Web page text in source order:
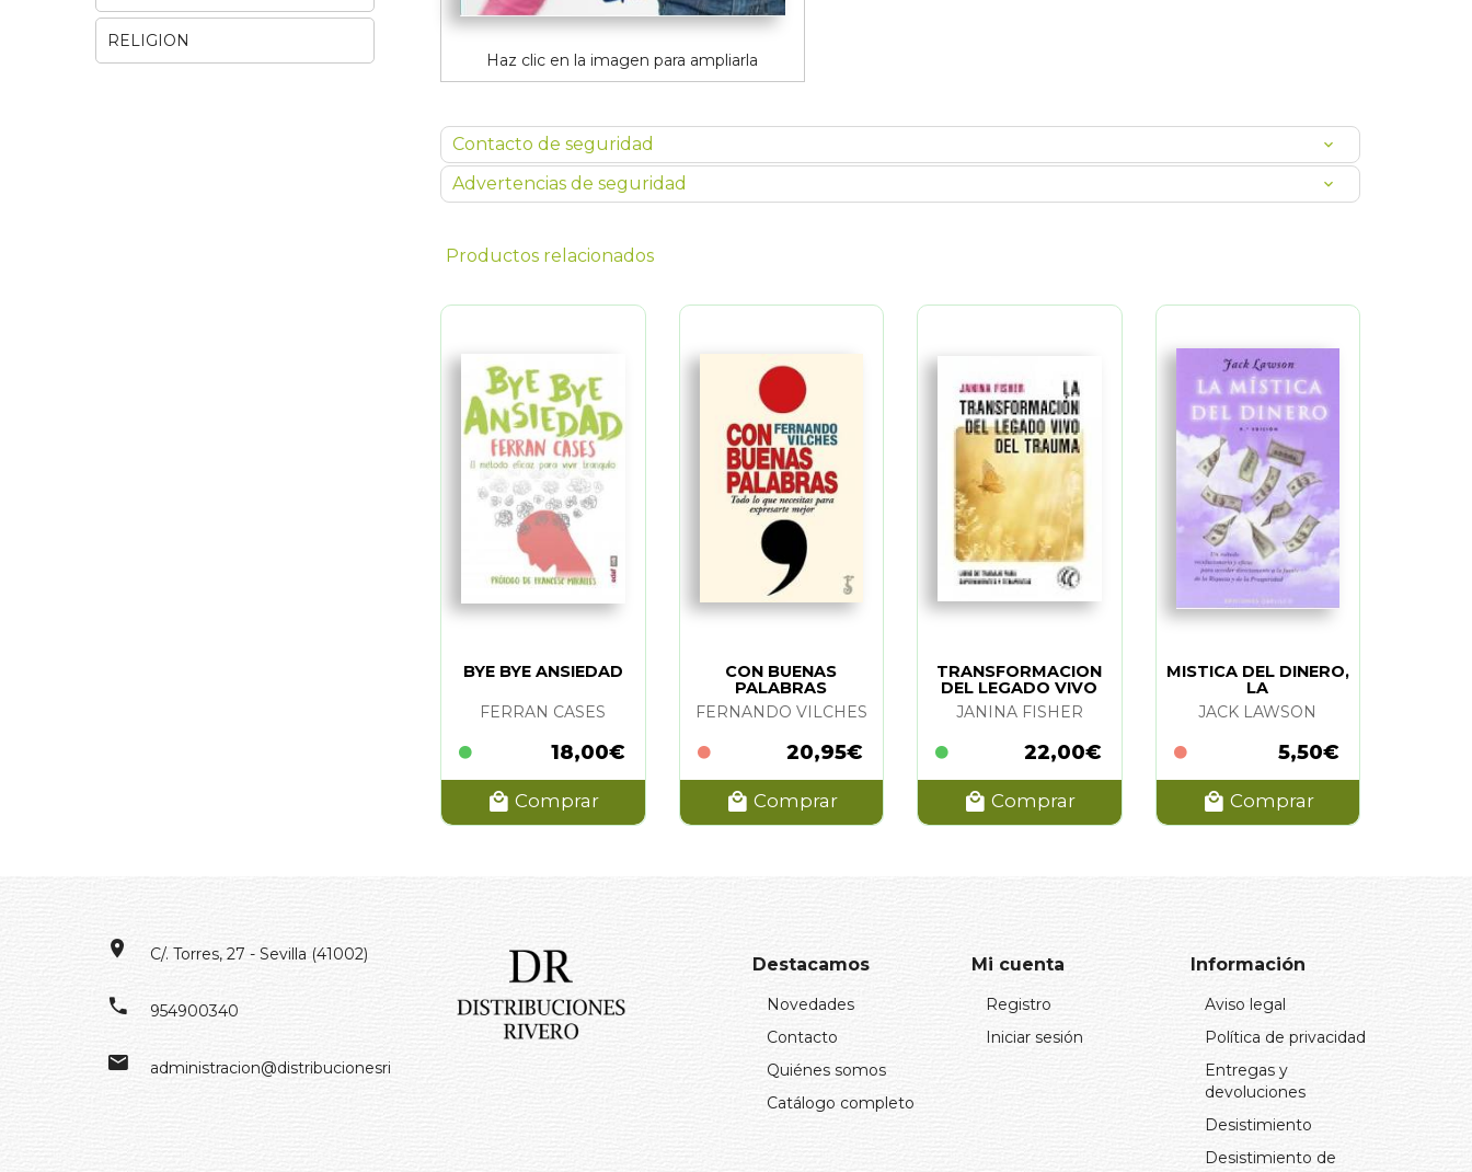
Haz clic en la imagen para ampliarla
Contacto de seguridad
Advertencias de seguridad
Productos relacionados
BYE BYE ANSIEDAD
FERRAN CASES
18,00€
Comprar
CON BUENAS
PALABRAS
FERNANDO VILCHES
20,95€
Comprar
TRANSFORMACION
DEL LEGADO VIVO
DEL TRAUMA. LA
JANINA FISHER
22,00€
Comprar
MISTICA DEL DINERO,
LA
JACK LAWSON
5,50€
Comprar
RELIGION
C/. Torres, 27 - Sevilla (41002)
954900340
administracion@distribucionesrivero.es
Destacamos
Novedades
Contacto
Quiénes somos
Catálogo completo
Mi cuenta
Registro
Iniciar sesión
Información
Aviso legal
Política de privacidad
Entregas y
devoluciones
Desistimiento
Desistimiento de